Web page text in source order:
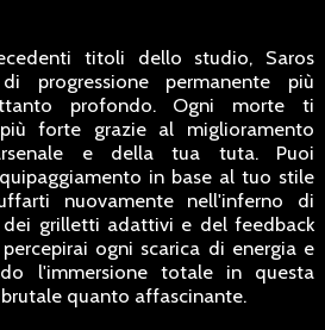
titoli dello studio, Saros
progressione permanente più
profondo. Ogni morte ti
forte grazie al miglioramento
e della tua tuta. Puoi
in base al tuo stile
nuovamente nell'inferno di
dei grilletti adattivi e del feedback
ogni scarica di energia e
l'immersione totale in questa
quanto affascinante.